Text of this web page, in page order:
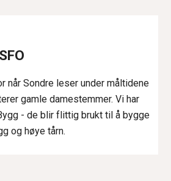
når Sondre leser under måltidene
gamle damestemmer. Vi har
- de blir flittig brukt til å bygge
og høye tårn.